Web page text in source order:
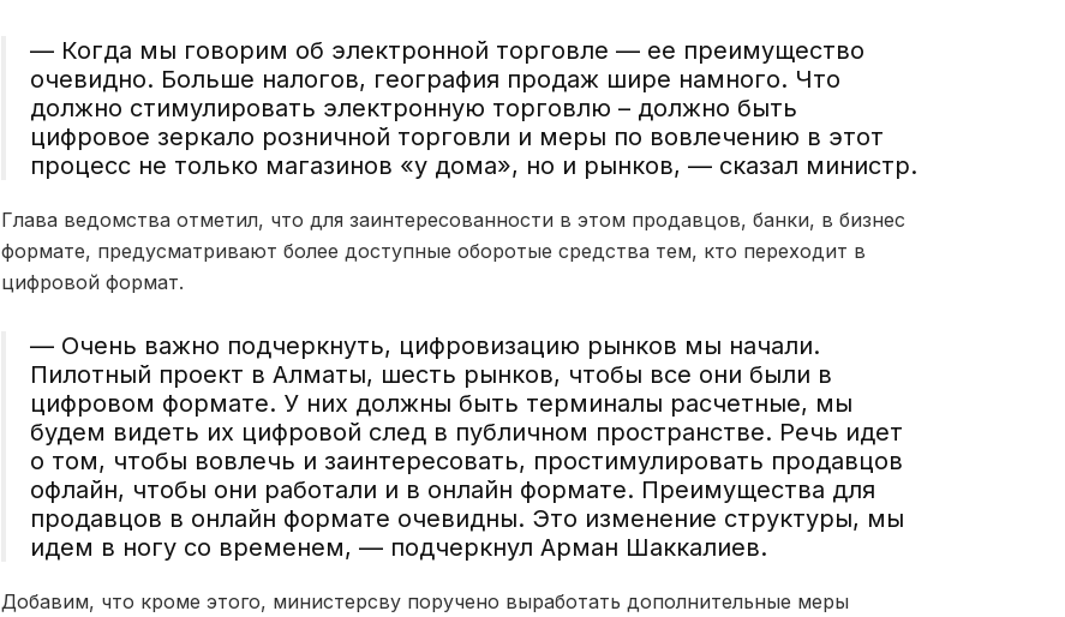
— Когда мы говорим об электронной торговле — ее преимущество
очевидно. Больше налогов, география продаж шире намного. Что
должно стимулировать электронную торговлю – должно быть
цифровое зеркало розничной торговли и меры по вовлечению в этот
процесс не только магазинов «у дома», но и рынков, — сказал министр.
Глава ведомства отметил, что для заинтересованности в этом продавцов, банки, в бизнес
формате, предусматривают более доступные оборотые средства тем, кто переходит в
цифровой формат.
— Очень важно подчеркнуть, цифровизацию рынков мы начали.
Пилотный проект в Алматы, шесть рынков, чтобы все они были в
цифровом формате. У них должны быть терминалы расчетные, мы
будем видеть их цифровой след в публичном пространстве. Речь идет
о том, чтобы вовлечь и заинтересовать, простимулировать продавцов
офлайн, чтобы они работали и в онлайн формате. Преимущества для
продавцов в онлайн формате очевидны. Это изменение структуры, мы
идем в ногу со временем, — подчеркнул Арман Шаккалиев.
Добавим, что кроме этого, министерсву поручено выработать дополнительные меры